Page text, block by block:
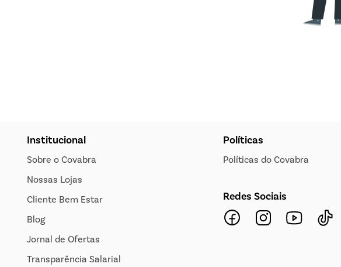
Institucional
Sobre o Covabra
Nossas Lojas
Cliente Bem Estar
Blog
Jornal de Ofertas
Transparência Salarial
Políticas
Políticas do Covabra
Redes Sociais